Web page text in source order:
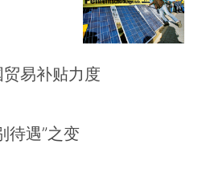
易补贴力度
待遇”之变